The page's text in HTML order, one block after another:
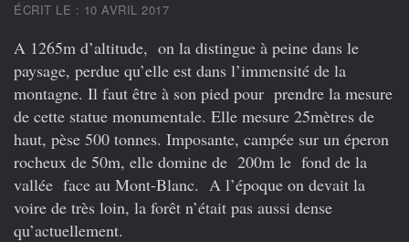
ÉCRIT LE : 10 AVRIL 2017
A 1265m d’altitude, on la distingue à peine dans le
paysage, perdue qu’elle est dans l’immensité de la
montagne. Il faut être à son pied pour prendre la mesure
de cette statue monumentale. Elle mesure 25mètres de
haut, pèse 500 tonnes. Imposante, campée sur un éperon
rocheux de 50m, elle domine de 200m le fond de la
vallée face au Mont-Blanc. A l’époque on devait la
voire de très loin, la forêt n’était pas aussi dense
qu’actuellement.